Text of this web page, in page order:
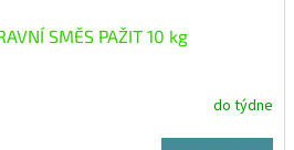
SMĚS PAŽIT 10 kg
do týdne